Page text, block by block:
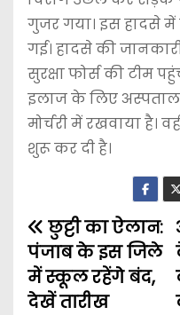
गुजर गया। इस हादसे में
गई। हादसे की
सुरक्षा फोर्स की टीम
इलाज के लिए
मोर्चरी में रखवाया है।
शुरू कर दी है।
छुट्टी का ऐलान:
पंजाब के इस जिले
में स्कूल रहेंगे बंद,
देखें तारीख